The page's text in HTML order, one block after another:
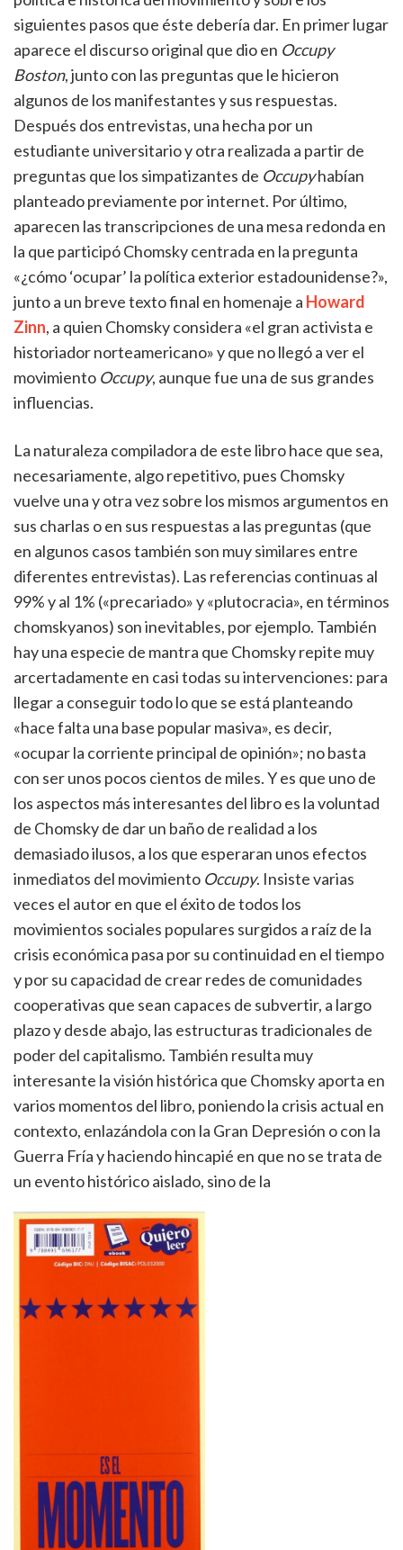
siguientes pasos que éste debería dar. En primer lugar
aparece el discurso original que dio en Occupy
Boston, junto con las preguntas que le hicieron
algunos de los manifestantes y sus respuestas.
Después dos entrevistas, una hecha por un
estudiante universitario y otra realizada a partir de
preguntas que los simpatizantes de Occupyhabían
planteado previamente por internet. Por último,
aparecen las transcripciones de una mesa redonda en
la que participó Chomsky centrada en la pregunta
«¿cómo ‘ocupar’ la política exterior estadounidense?»,
junto a un breve texto final en homenaje a Howard
Zinn, a quien Chomsky considera «el gran activista e
historiador norteamericano» y que no llegó a ver el
movimiento Occupy, aunque fue una de sus grandes
influencias.
La naturaleza compiladora de este libro hace que sea,
necesariamente, algo repetitivo, pues Chomsky
vuelve una y otra vez sobre los mismos argumentos en
sus charlas o en sus respuestas a las preguntas (que
en algunos casos también son muy similares entre
diferentes entrevistas). Las referencias continuas al
99% y al 1% («precariado» y «plutocracia», en términos
chomskyanos) son inevitables, por ejemplo. También
hay una especie de mantra que Chomsky repite muy
arcertadamente en casi todas su intervenciones: para
llegar a conseguir todo lo que se está planteando
«hace falta una base popular masiva», es decir,
«ocupar la corriente principal de opinión»; no basta
con ser unos pocos cientos de miles. Y es que uno de
los aspectos más interesantes del libro es la voluntad
de Chomsky de dar un baño de realidad a los
demasiado ilusos, a los que esperaran unos efectos
inmediatos del movimiento Occupy. Insiste varias
veces el autor en que el éxito de todos los
movimientos sociales populares surgidos a raíz de la
crisis económica pasa por su continuidad en el tiempo
y por su capacidad de crear redes de comunidades
cooperativas que sean capaces de subvertir, a largo
plazo y desde abajo, las estructuras tradicionales de
poder del capitalismo. También resulta muy
interesante la visión histórica que Chomsky aporta en
varios momentos del libro, poniendo la crisis actual en
contexto, enlazándola con la Gran Depresión o con la
Guerra Fría y haciendo hincapié en que no se trata de
un evento histórico aislado, sino de la